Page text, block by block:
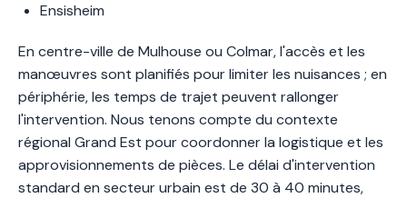
Ensisheim
En centre-ville de Mulhouse ou Colmar, l'accès et les
manœuvres sont planifiés pour limiter les nuisances ; en
périphérie, les temps de trajet peuvent rallonger
l'intervention. Nous tenons compte du contexte
régional Grand Est pour coordonner la logistique et les
approvisionnements de pièces. Le délai d'intervention
standard en secteur urbain est de 30 à 40 minutes,